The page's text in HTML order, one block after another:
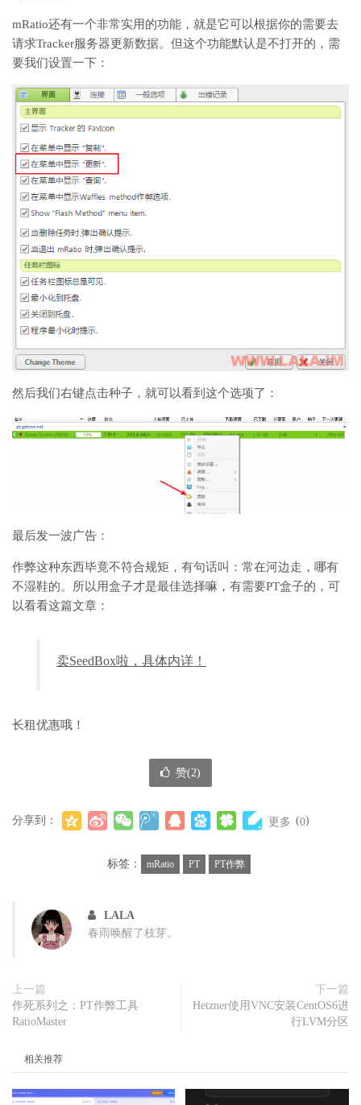
mRatio还有一个非常实用的功能，就是它可以根据你的需要去
请求Tracker服务器更新数据。但这个功能默认是不打开的，需
要我们设置一下：
然后我们右键点击种子，就可以看到这个选项了：
最后发一波广告：
作弊这种东西毕竟不符合规矩，有句话叫：常在河边走，哪有
不湿鞋的。所以用盒子才是最佳选择嘛，有需要PT盒子的，可
以看看这篇文章：
卖SeedBox啦，具体内详！
长租优惠哦！
赞(2)
分享到： 更多 (0)
标签： mRatio PT PT作弊
LALA
春雨唤醒了枝芽。
上一篇
作死系列之：PT作弊工具
RatioMaster
下一篇
Hetzner使用VNC安装CentOS6进
行LVM分区
相关推荐